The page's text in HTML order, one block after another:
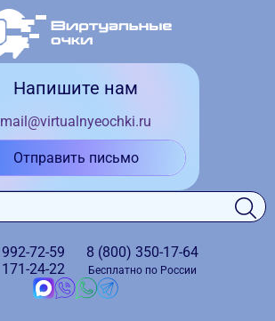
Напишите нам
mail@virtualnyeochki.ru
Отправить письмо
992-72-59
171-24-22
8 (800) 350-17-64
Бесплатно по России